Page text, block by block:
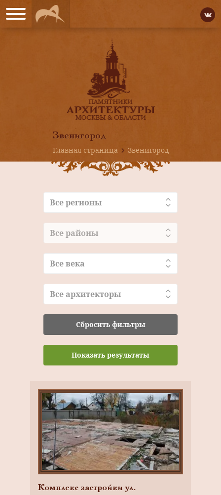
Звенигород
Главная страница
Звенигород
Все регионы
Все районы
Все века
Все архитекторы
Сбросить фильтры
Показать результаты
Комплекс застройки ул.